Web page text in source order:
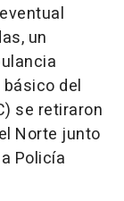
un
del
se retiraron
Norte junto
Policía